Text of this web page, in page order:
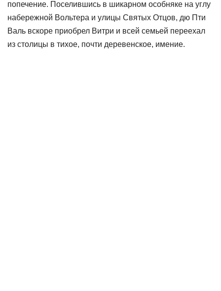
попечение. Поселившись в шикарном особняке на углу
набережной Вольтера и улицы Святых Отцов, дю Пти
Валь вскоре приобрел Витри и всей семьей переехал
из столицы в тихое, почти деревенское, имение.